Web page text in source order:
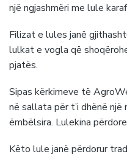
një ngjashmëri me lule
Filizat e lules janë
lulkat e vogla që
pjatës.
Sipas kërkimeve të
në sallata për t’i dhënë
ëmbëlsira. Lulekina
Këto lule janë përdorur